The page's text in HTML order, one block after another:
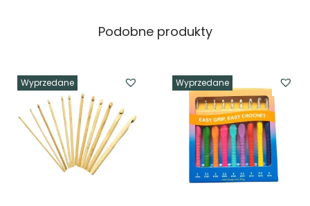
Podobne produkty
Wyprzedane Wyprzedane